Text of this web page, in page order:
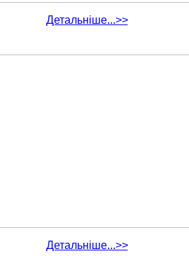
Детальніше...>>
Детальніше...>>